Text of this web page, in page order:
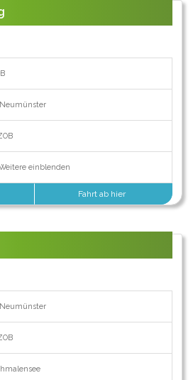
einblenden
Fahrt ab hier